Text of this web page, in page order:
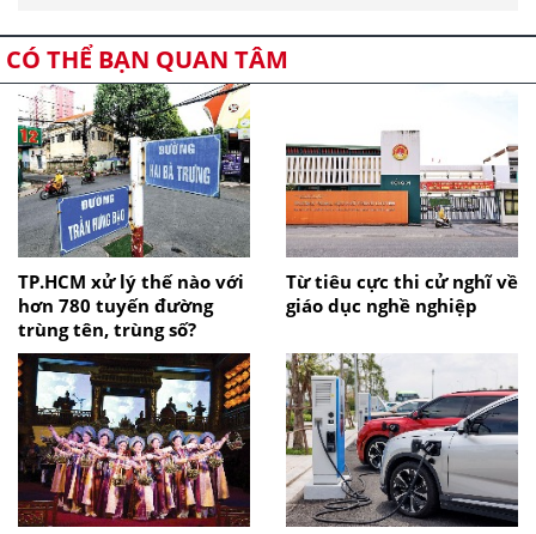
CÓ THỂ BẠN QUAN TÂM
TP.HCM xử lý thế nào với
hơn 780 tuyến đường
trùng tên, trùng số?
Từ tiêu cực thi cử nghĩ về
giáo dục nghề nghiệp